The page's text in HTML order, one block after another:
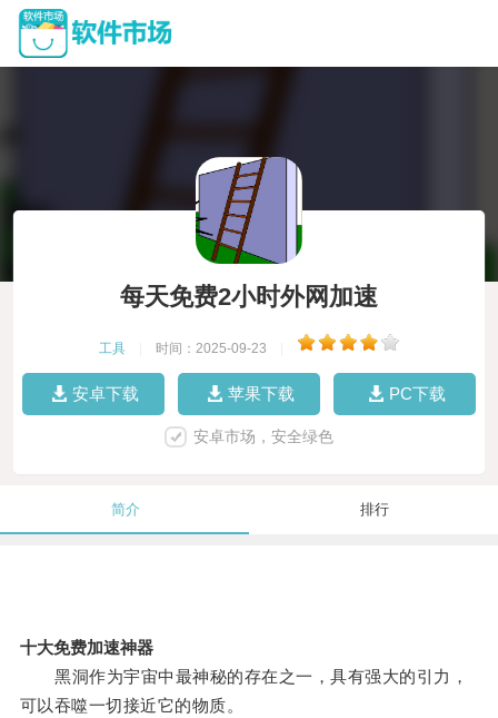
每天免费2小时外网加速
工具 时间：2025-09-23
安卓下载 苹果下载 PC下载
安卓市场，安全绿色
简介 排行
十大免费加速神器
黑洞作为宇宙中最神秘的存在之一，具有强大的引力，
可以吞噬一切接近它的物质。